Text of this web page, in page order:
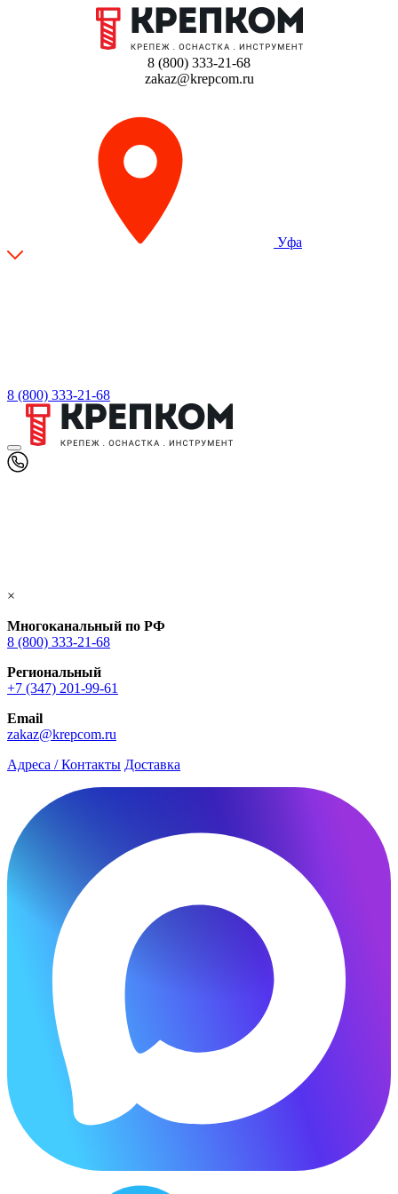
8 (800) 333-21-68
zakaz@krepcom.ru
Уфа
8 (800) 333-21-68
×
Многоканальный по РФ
8 (800) 333‑21-68
Региональный
+7 (347) 201-99-61
Email
zakaz@krepcom.ru
Адреса / Контакты Доставка